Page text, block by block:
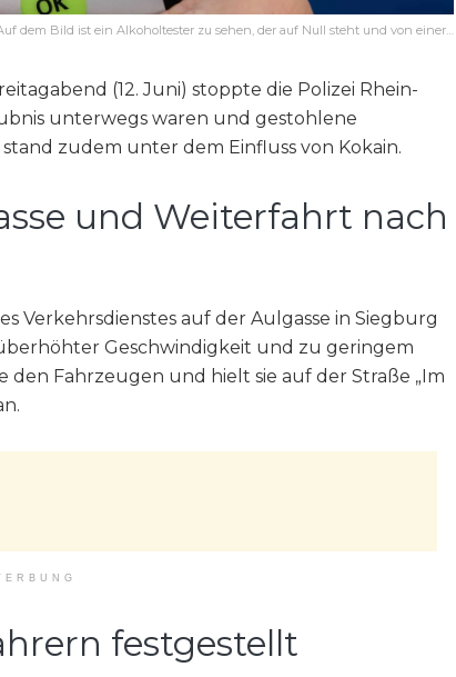
dem Bild ist ein Alkoholtester zu sehen, der auf Null steht und von einer…
(12. Juni) stoppte die Polizei Rhein-
unterwegs waren und gestohlene
zudem unter dem Einfluss von Kokain.
und Weiterfahrt nach
Verkehrsdienstes auf der Aulgasse in Siegburg
Geschwindigkeit und zu geringem
den Fahrzeugen und hielt sie auf der Straße „Im
festgestellt